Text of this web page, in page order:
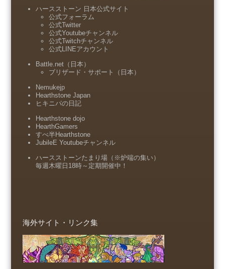
ハースストーン 日本公式サイト
公式フォーラム
公式Twitter
公式Youtubeチャンネル
公式Twitchチャンネル
公式LINEアカウント
Battle.net（日本）
ブリザード・サポート（日本）
Nemukejp
Hearthstone Japan
ヒキニパの日記
Hearthstone dojo
HearthGamers
すべ半Hearthstone
JubileE Youtubeチャンネル
ハースストーンたまり場（※炉端の集い）
毎週木曜日18時～定期開催中！
海外サイト・リンク集